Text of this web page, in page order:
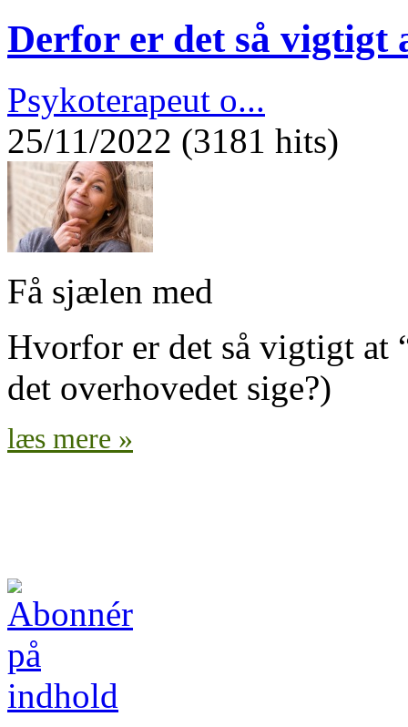
Derfor er det så vigtigt
Psykoterapeut o...
25/11/2022 (3181 hits)
Få sjælen med
Hvorfor er det så vigtigt at
det overhovedet sige?)
læs mere »